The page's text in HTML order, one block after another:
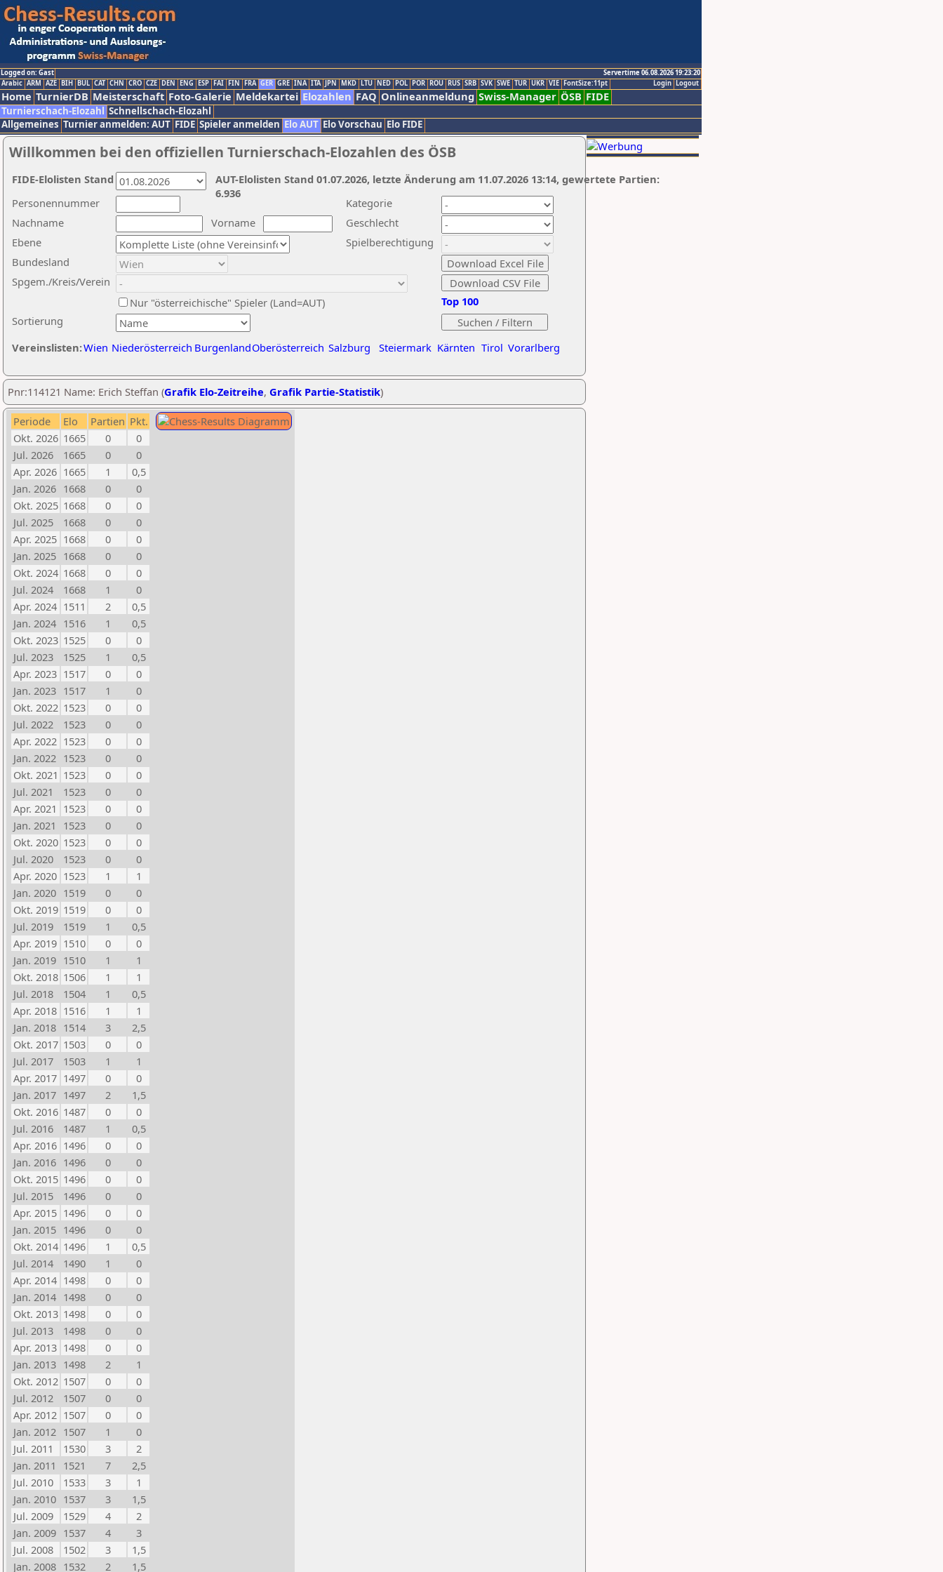
Logged on: Gast
Servertime 06.08.2026 19:23:20
Logout
Login
Arabic ARM AZE BIH BUL CAT CHN CRO CZE DEN ENG ESP FAI FIN FRA GER GRE INA ITA JPN MKD LTU NED POL POR ROU RUS SRB SVK SWE TUR UKR VIE FontSize:11pt
Home TurnierDB Meisterschaft Foto-Galerie Meldekartei Elozahlen FAQ Onlineanmeldung Swiss-Manager ÖSB FIDE
Turnierschach-Elozahl Schnellschach-Elozahl
Allgemeines Turnier anmelden: AUT FIDE Spieler anmelden Elo AUT Elo Vorschau Elo FIDE
Willkommen bei den offiziellen Turnierschach-Elozahlen des ÖSB
Nachname
Vorname
Ebene
Kategorie
Sortierung
Personennummer
Bundesland
Spgem./Kreis/Verein
Geschlecht
Nur "österreichische" Spieler (Land=AUT)
Spielberechtigung
Vereinslisten:Wien Niederösterreich BurgenlandOberösterreich Salzburg Steiermark Kärnten Tirol Vorarlberg
Top 100
AUT-Elolisten Stand 01.07.2026, letzte Änderung am 11.07.2026 13:14, gewertete Partien:
6.936
FIDE-Elolisten Stand
Pnr:114121 Name: Erich Steffan (Grafik Elo-Zeitreihe, Grafik Partie-Statistik)
Periode Elo Partien Pkt.
Okt. 2026 1665 0
0
Jul. 2026
1665 0
0
Apr. 2026 1665 1
0,5
Jan. 2026 1668 0
0
Okt. 2025 1668 0
0
Jul. 2025
1668 0
0
Apr. 2025 1668 0
0
Jan. 2025 1668 0
0
Okt. 2024 1668 0
0
Jul. 2024
1668 1
0
Apr. 2024 1511 2
0,5
Jan. 2024 1516 1
0,5
Okt. 2023 1525 0
0
Jul. 2023
1525 1
0,5
Apr. 2023 1517 0
0
Jan. 2023 1517 1
0
Okt. 2022 1523 0
0
Jul. 2022
1523 0
0
Apr. 2022 1523 0
0
Jan. 2022 1523 0
0
Okt. 2021 1523 0
0
Jul. 2021
1523 0
0
Apr. 2021 1523 0
0
Jan. 2021
1523 0
0
Okt. 2020 1523 0
0
Jul. 2020
1523 0
0
Apr. 2020 1523 1
1
Jan. 2020 1519 0
0
Okt. 2019 1519 0
0
Jul. 2019
1519 1
0,5
Apr. 2019 1510 0
0
Jan. 2019 1510 1
1
Okt. 2018 1506 1
1
Jul. 2018
1504 1
0,5
Apr. 2018 1516 1
1
Jan. 2018 1514 3
2,5
Okt. 2017 1503 0
0
Jul. 2017
1503 1
1
Apr. 2017 1497 0
0
Jan. 2017 1497 2
1,5
Okt. 2016 1487 0
0
Jul. 2016
1487 1
0,5
Apr. 2016 1496 0
0
Jan. 2016 1496 0
0
Okt. 2015 1496 0
0
Jul. 2015
1496 0
0
Apr. 2015 1496 0
0
Jan. 2015 1496 0
0
Okt. 2014 1496 1
0,5
Jul. 2014
1490 1
0
Apr. 2014 1498 0
0
Jan. 2014 1498 0
0
Okt. 2013 1498 0
0
Jul. 2013
1498 0
0
Apr. 2013 1498 0
0
Jan. 2013 1498 2
1
Okt. 2012 1507 0
0
Jul. 2012
1507 0
0
Apr. 2012 1507 0
0
Jan. 2012 1507 1
0
Jul. 2011
1530 3
2
Jan. 2011
1521 7
2,5
Jul. 2010
1533 3
1
Jan. 2010 1537 3
1,5
Jul. 2009
1529 4
2
Jan. 2009 1537 4
3
Jul. 2008
1502 3
1,5
Jan. 2008 1532 2 1,5